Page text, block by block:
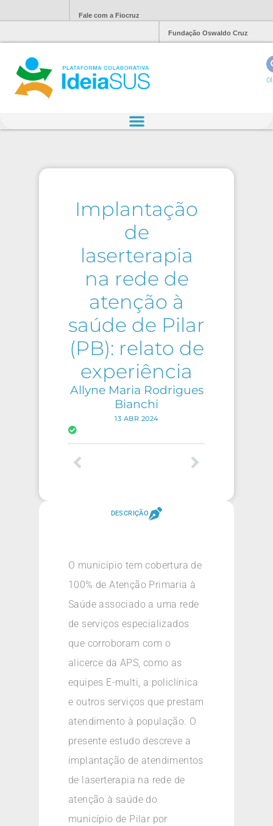
Fale com a Fiocruz
Fundação Oswaldo Cruz
Implantação
de
laserterapia
na rede de
atenção à
saúde de Pilar
(PB): relato de
experiência
Allyne Maria Rodrigues
Bianchi
13 ABR 2024
DESCRIÇÃO
O município tem cobertura de
100% de Atenção Primaria à
Saúde associado a uma rede
de serviços especializados
que corroboram com o
alicerce da APS, como as
equipes E-multi, a policlínica
e outros serviços que prestam
atendimento à população. O
presente estudo descreve a
implantação de atendimentos
de laserterapia na rede de
atenção à saúde do
município de Pilar por